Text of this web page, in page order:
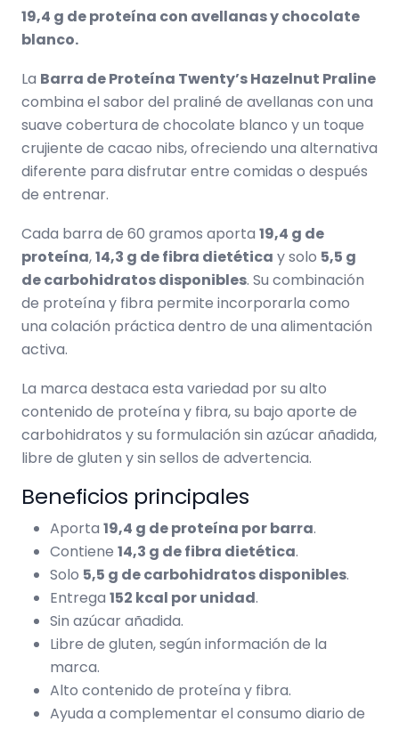
19,4 g de proteína con avellanas y chocolate
blanco.
La Barra de Proteína Twenty’s Hazelnut Praline
combina el sabor del praliné de avellanas con una
suave cobertura de chocolate blanco y un toque
crujiente de cacao nibs, ofreciendo una alternativa
diferente para disfrutar entre comidas o después
de entrenar.
Cada barra de 60 gramos aporta 19,4 g de
proteína,14,3 g de fibra dietética y solo 5,5 g
de carbohidratos disponibles. Su combinación
de proteína y fibra permite incorporarla como
una colación práctica dentro de una alimentación
activa.
La marca destaca esta variedad por su alto
contenido de proteína y fibra, su bajo aporte de
carbohidratos y su formulación sin azúcar añadida,
libre de gluten y sin sellos de advertencia.
Beneficios principales
Aporta 19,4 g de proteína por barra.
Contiene 14,3 g de fibra dietética.
Solo 5,5 g de carbohidratos disponibles.
Entrega 152 kcal por unidad.
Sin azúcar añadida.
Libre de gluten, según información de la
marca.
Alto contenido de proteína y fibra.
Ayuda a complementar el consumo diario de